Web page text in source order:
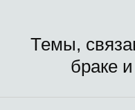
Темы,
браке